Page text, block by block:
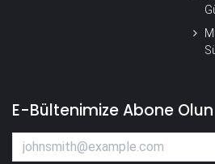
E-Bültenimize Abone Olun